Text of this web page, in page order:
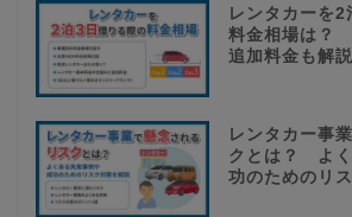
レンタカーを
料金相場は？
追加料金も解説
レンタカー事
クとは？ よ
功のためのリ